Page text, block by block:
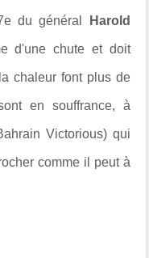
du général Harold
d'une chute et doit
chaleur font plus de
en souffrance, à
Victorious) qui
comme il peut à